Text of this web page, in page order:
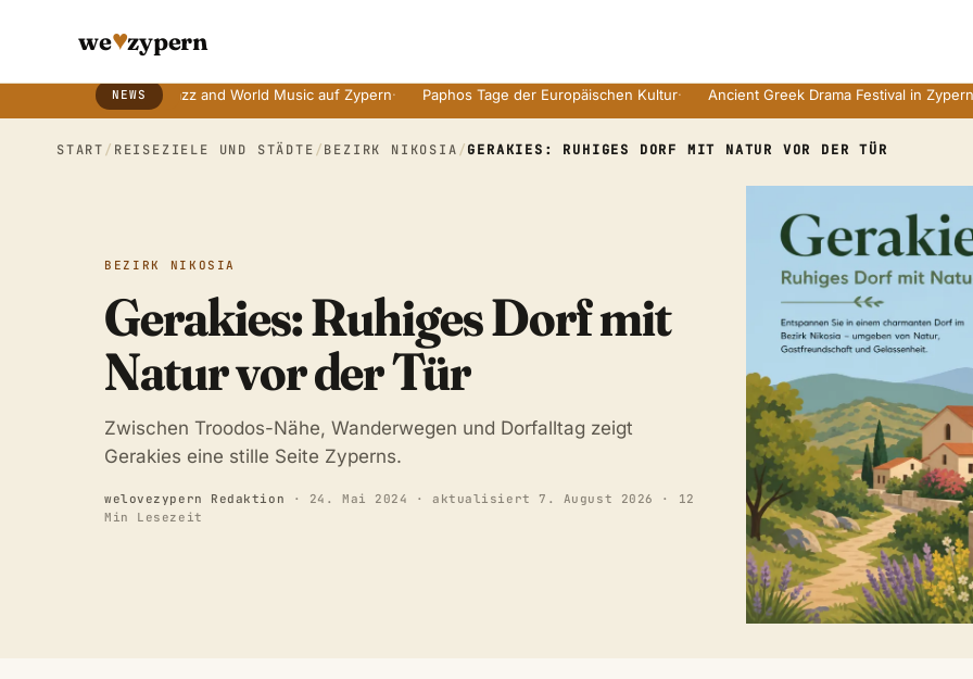
we♥zypern
NEWS
Breaking News Ticker
Jazz and World Music auf Zypern· Paphos Tage der Europäischen Kultur· Ancient Greek Drama Festival in Zyperns Ruinen·
START/ REISEZIELE UND STÄDTE/BEZIRK NIKOSIA/GERAKIES: RUHIGES DORF MIT NATUR VOR DER TÜR
BEZIRK NIKOSIA
Gerakies: Ruhiges Dorf mit
Natur vor der Tür
Zwischen Troodos-Nähe, Wanderwegen und Dorfalltag zeigt
Gerakies eine stille Seite Zyperns.
welovezypern Redaktion · 24. Mai 2024 · aktualisiert7. August 2026
· 12
Min Lesezeit